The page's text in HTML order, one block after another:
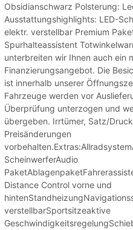
Obsidianschwarz Polsterung:
Ausstattungshighlights: LED-
elektr. verstellbar Premium
Spurhalteassistent
unterbreiten wir Ihnen auch ein
Finanzierungsangebot. Die
ist innerhalb unserer
Fahrzeuge werden vor
Überprüfung unterzogen und
übergeben. Irrtümer, Satz/
Preisänderungen
ScheinwerferAudio
Distance Control vorne und
verstellbarSportsitzeaktive